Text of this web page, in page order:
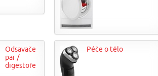
Odsavače
par /
digestoře
Péče o tělo